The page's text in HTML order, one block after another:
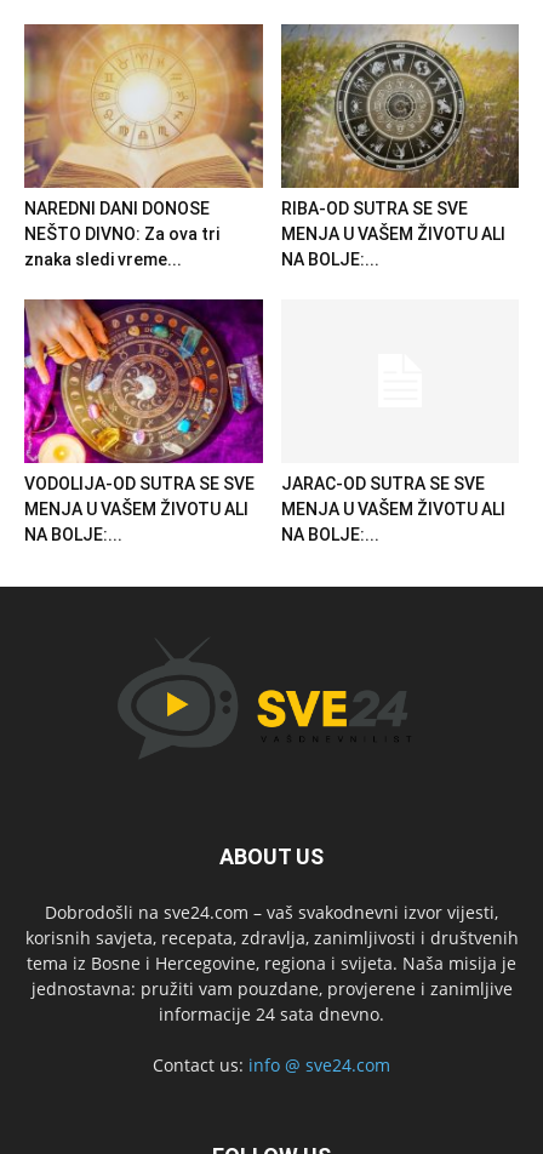
NAREDNI DANI DONOSE
NEŠTO DIVNO: Za ova tri
znaka sledi vreme...
RIBA-OD SUTRA SE SVE
MENJA U VAŠEM ŽIVOTU ALI
NA BOLJE:...
VODOLIJA-OD SUTRA SE SVE
MENJA U VAŠEM ŽIVOTU ALI
NA BOLJE:...
JARAC-OD SUTRA SE SVE
MENJA U VAŠEM ŽIVOTU ALI
NA BOLJE:...
ABOUT US
Dobrodošli na sve24.com – vaš svakodnevni izvor vijesti,
korisnih savjeta, recepata, zdravlja, zanimljivosti i društvenih
tema iz Bosne i Hercegovine, regiona i svijeta. Naša misija je
jednostavna: pružiti vam pouzdane, provjerene i zanimljive
informacije 24 sata dnevno.
Contact us: info @ sve24.com